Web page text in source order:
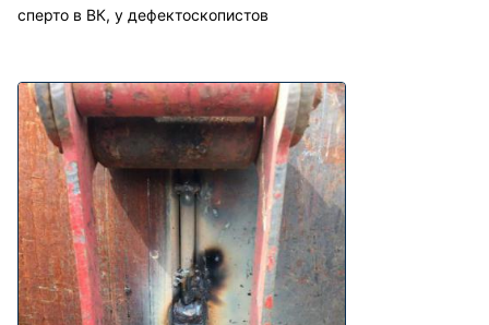
сперто в ВК, у дефектоскопистов